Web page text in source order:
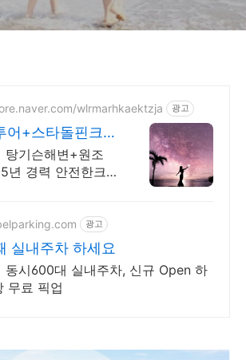
wlrmarhkaektzja 광고
어+스타돌핀크루
상품/ 완납
탕기슨해변+원조
년 경력 안전한크
광고
실내주차 하세요
동시600대 실내주차, 신규 Open 하
무료 픽업